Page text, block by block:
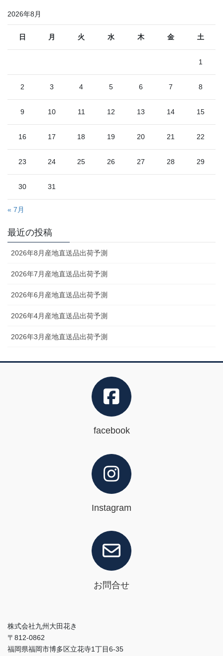
2026年8月
日 月 火 水 木 金 土
1
2 3 4 5 6 7 8
9 10 11 12 13 14 15
16 17 18 19 20 21 22
23 24 25 26 27 28 29
30 31
« 7月
最近の投稿
2026年8月産地直送品出荷予測
2026年7月産地直送品出荷予測
2026年6月産地直送品出荷予測
2026年4月産地直送品出荷予測
2026年3月産地直送品出荷予測
facebook
Instagram
お問合せ
株式会社九州大田花き
〒812-0862
福岡県福岡市博多区立花寺1丁目6-35